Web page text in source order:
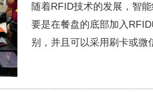
随着RFID技术的发展，智
要是在餐盘的底部加入
别，并且可以采用刷卡或微